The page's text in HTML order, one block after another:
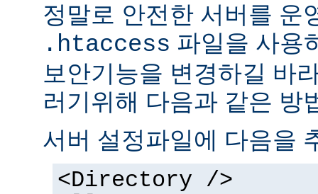
정말로 안전한 서버를 운
.htaccess 파일을 사용
보안기능을 변경하길 바
러기위해 다음과 같은 방
서버 설정파일에 다음을
<Directory />